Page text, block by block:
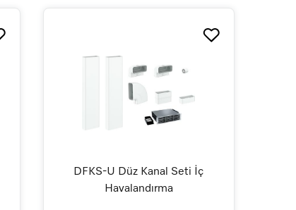
DFKS-U Düz Kanal Seti İç
Havalandırma